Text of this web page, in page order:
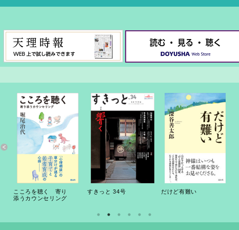
こころを聴く 寄り
添うカウンセリング
すきっと 34号 だけど有難い